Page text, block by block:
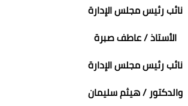
نائب رئيس مجلس الإدارة
الأستاذ / عاطف صبرة
نائب رئيس مجلس الإدارة
والدكتور / هيثم سليمان